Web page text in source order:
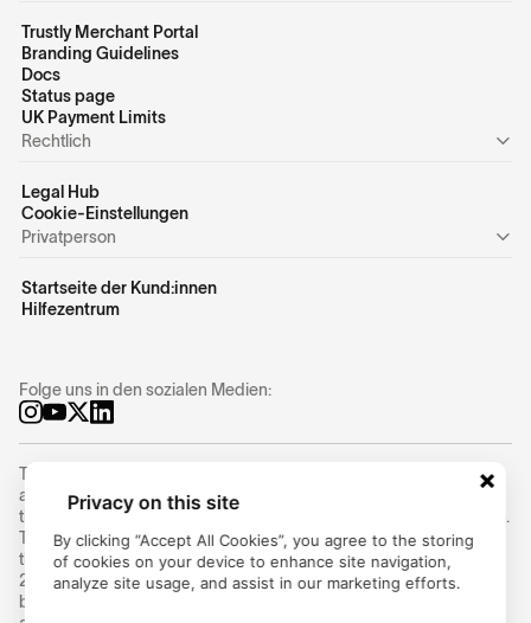
Trustly Merchant Portal
Branding Guidelines
Docs
Status page
UK Payment Limits
Rechtlich
Legal Hub
Cookie-Einstellungen
Privatperson
Startseite der Kund:innen
Hilfezentrum
Folge uns in den sozialen Medien:
Trustly Group AB (corporate identity number
) is an
authorized Swedish payment institution under the supervision of
the Swedish Financial Supervisory Authority (Finansinspektionen).
Trustly Group AB conducts payment services in accordance with
the Swedish Payment Services Act (2010:751) and Directive (EU)
2015/2366 on payment services (PSD2) and can provide cross-
border payment services within the EU/EEA. Trustly UK Limited is
Privacy on this site
By clicking “Accept All Cookies”, you agree to the storing
of cookies on your device to enhance site navigation,
analyze site usage, and assist in our marketing efforts.